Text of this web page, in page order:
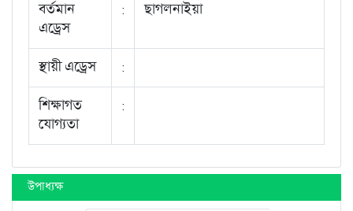
বর্তমান
এড্রেস
: ছাগলনাইয়া
স্থায়ী এড্রেস :
শিক্ষাগত
যোগ্যতা
:
উপাধ্যক্ষ